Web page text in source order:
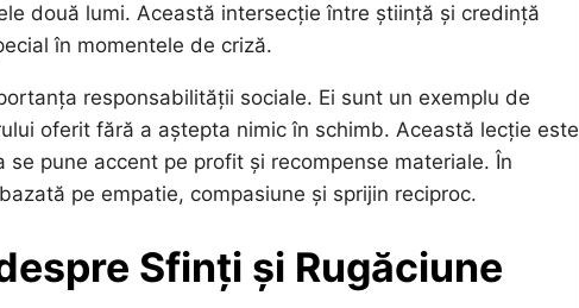
două lumi. Această intersecție între știință și credință
în momentele de criză.
responsabilității sociale. Ei sunt un exemplu de
oferit fără a aștepta nimic în schimb. Această lecție este
pune accent pe profit și recompense materiale. În
pe empatie, compasiune și sprijin reciproc.
Sfinți și Rugăciune